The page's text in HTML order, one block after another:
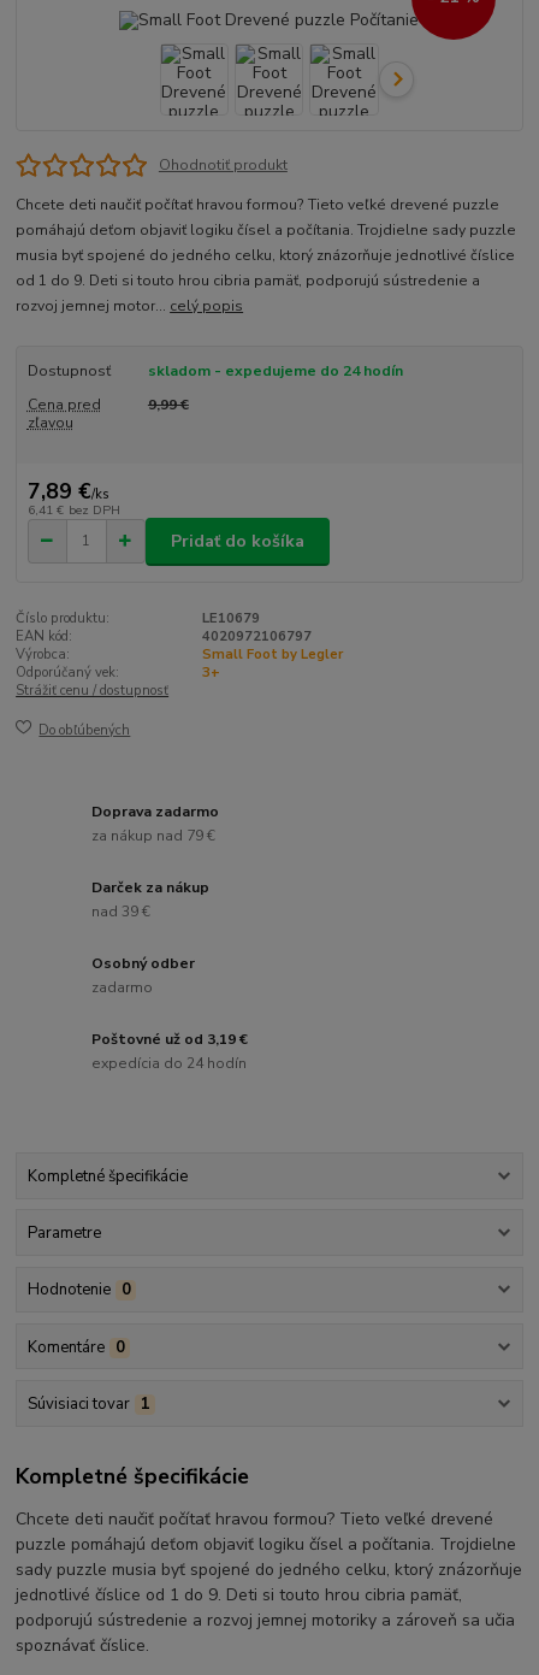
Ohodnotiť produkt
Chcete deti naučiť počítať hravou formou? Tieto veľké drevené puzzle
pomáhajú deťom objaviť logiku čísel a počítania. Trojdielne sady puzzle
musia byť spojené do jedného celku, ktorý znázorňuje jednotlivé číslice
od 1 do 9. Deti si touto hrou cibria pamäť, podporujú sústredenie a
rozvoj jemnej motor... celý popis
Dostupnosť
skladom - expedujeme do 24 hodín
Cena pred
zľavou
9,99 €
7,89 €/ks
6,41 € bez DPH
Pridať do košíka
Číslo produktu:
LE10679
EAN kód:
4020972106797
Výrobca:
Small Foot by Legler
Odporúčaný vek:
3+
Strážiť cenu / dostupnosť
Do obľúbených
Doprava zadarmo
za nákup nad 79 €
Darček za nákup
nad 39 €
Osobný odber
zadarmo
Poštovné už od 3,19 €
expedícia do 24 hodín
Kompletné špecifikácie
Parametre
Hodnotenie 0
Komentáre 0
Súvisiaci tovar 1
Kompletné špecifikácie
Chcete deti naučiť počítať hravou formou? Tieto veľké drevené
puzzle pomáhajú deťom objaviť logiku čísel a počítania. Trojdielne
sady puzzle musia byť spojené do jedného celku, ktorý znázorňuje
jednotlivé číslice od 1 do 9. Deti si touto hrou cibria pamäť,
podporujú sústredenie a rozvoj jemnej motoriky a zároveň sa učia
spoznávať číslice.